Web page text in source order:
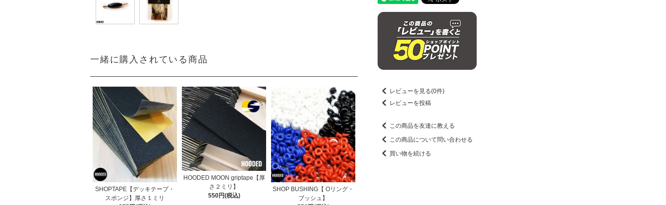
一緒に購入されている商品
SHOPTAPE【デッキテープ・
スポンジ】厚さ１ミリ
HOODED MOON griptape【厚
さ２ミリ】
550円(税込)
SHOP BUSHING【 Oリング・
ブッシュ】
レビューを見る(0件)
レビューを投稿
この商品を友達に教える
この商品について問い合わせる
買い物を続ける